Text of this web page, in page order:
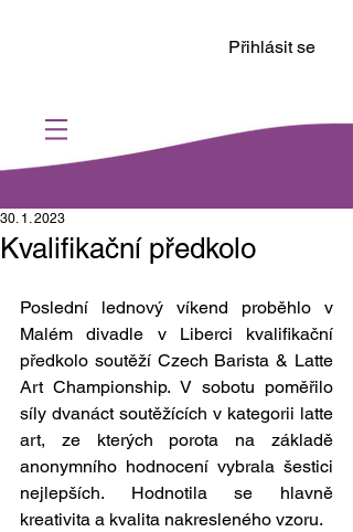
Přihlásit se
Kvalifikační předkolo
30. 1. 2023
Poslední lednový víkend proběhlo v
Malém divadle v Liberci kvalifikační
předkolo soutěží Czech Barista & Latte
Art Championship. V sobotu poměřilo
síly dvanáct soutěžících v kategorii latte
art, ze kterých porota na základě
anonymního hodnocení vybrala šestici
nejlepších. Hodnotila se hlavně
kreativita a kvalita nakresleného vzoru.